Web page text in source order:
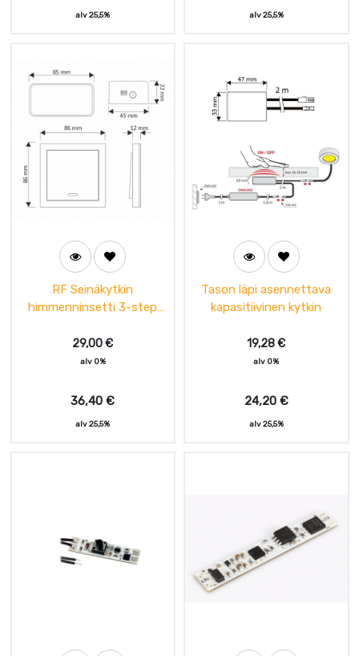
alv 25,5% alv 25,5%
RF Seinäkytkin
himmenninsetti 3-step
29,00€
alv 0%
36,40 €
alv 25,5%
Tason läpi asennettava
kapasitiivinen kytkin
19,28€
alv 0%
24,20€
alv 25,5%